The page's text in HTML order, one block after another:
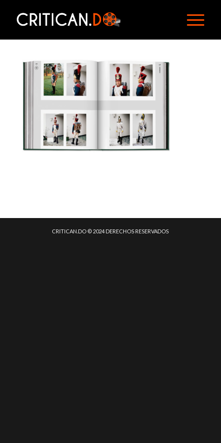
CRITICAN.DO © 2024 DERECHOS RESERVADOS